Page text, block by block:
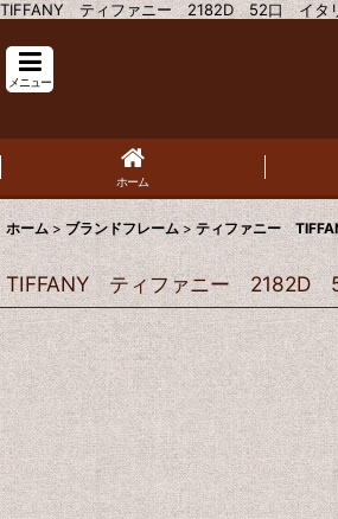
TIFFANY ティファニー 2182D 52口 イタ
メニュー
ホーム
ホーム > ブランドフレーム > ティファニー
TIFFANY ティファニー 2182D